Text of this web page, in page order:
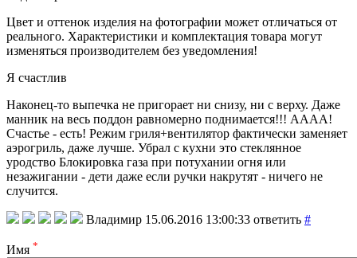
Цвет и оттенок изделия на фотографии может отличаться от
реального. Характеристики и комплектация товара могут
изменяться производителем без уведомления!
Я счастлив
Наконец-то выпечка не пригорает ни снизу, ни с верху. Даже
манник на весь поддон равномерно поднимается!!! АААА!
Счастье - есть! Режим гриля+вентилятор фактически заменяет
аэрогриль, даже лучше. Убрал с кухни это стеклянное
уродство Блокировка газа при потухании огня или
незажигании - дети даже если ручки накрутят - ничего не
случится.
Владимир 15.06.2016 13:00:33 ответить #
Имя *